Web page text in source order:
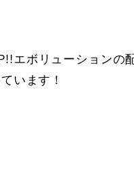
エボリューションの
います！